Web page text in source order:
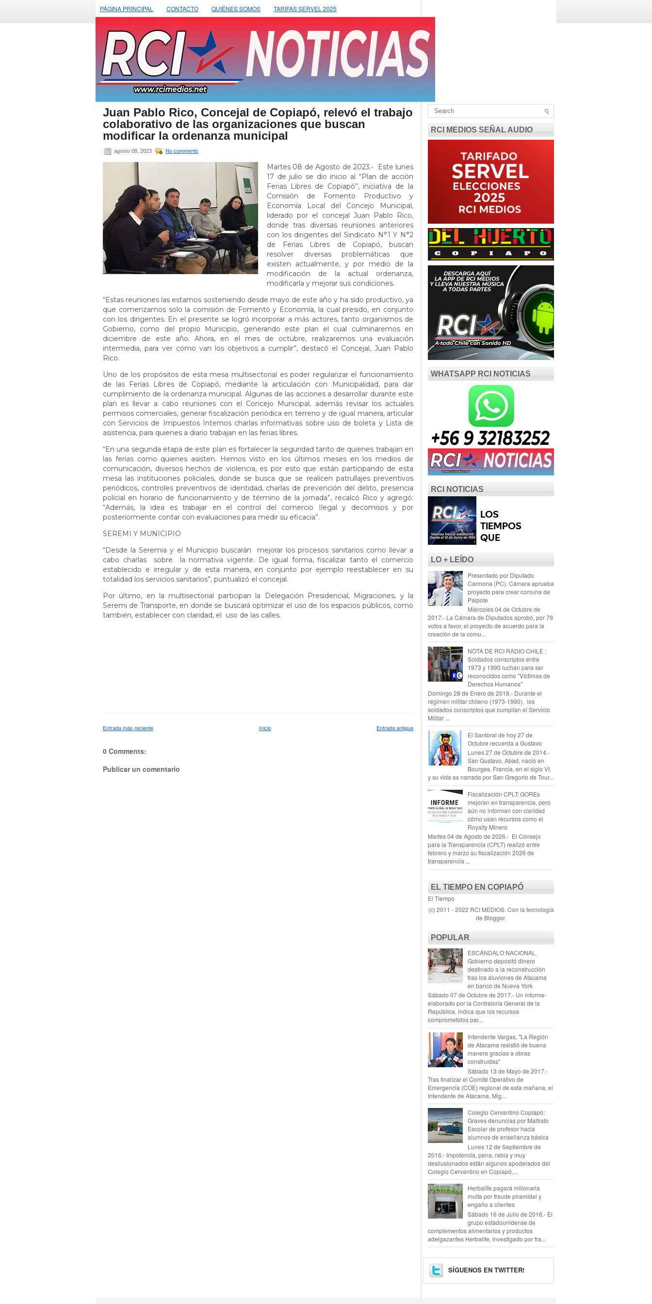
PÁGINA PRINCIPAL CONTACTO QUIÉNES SOMOS TARIFAS SERVEL 2025
Juan Pablo Rico, Concejal de Copiapó, relevó el trabajo
colaborativo de las organizaciones que buscan
modificar la ordenanza municipal
agosto 08, 2023 No comments
Martes 08 de Agosto de 2023.- Este lunes
17 de julio se dio inicio al “Plan de acción
Ferias Libres de Copiapó”, iniciativa de la
Comisión de Fomento Productivo y
Economía Local del Concejo Municipal,
liderado por el concejal Juan Pablo Rico,
donde tras diversas reuniones anteriores
con los dirigentes del Sindicato N°1 Y N°2
de Ferias Libres de Copiapó, buscan
resolver diversas problemáticas que
existen actualmente, y por medio de la
modificación de la actual ordenanza,
modificarla y mejorar sus condiciones.
“Estas reuniones las estamos sosteniendo desde mayo de este año y ha sido productivo, ya
que comenzamos solo la comisión de Fomento y Economía, la cual presido, en conjunto
con los dirigentes. En el presente se logró incorporar a más actores, tanto organismos de
Gobierno, como del propio Municipio, generando este plan el cual culminaremos en
diciembre de este año. Ahora, en el mes de octubre, realizaremos una evaluación
intermedia, para ver cómo van los objetivos a cumplir”, destacó el Concejal, Juan Pablo
Rico.
Uno de los propósitos de esta mesa multisectorial es poder regularizar el funcionamiento
de las Ferias Libres de Copiapó, mediante la articulación con Municipalidad, para dar
cumplimiento de la ordenanza municipal. Algunas de las acciones a desarrollar durante este
plan es llevar a cabo reuniones con el Concejo Municipal, además revisar los actuales
permisos comerciales, generar fiscalización periódica en terreno y de igual manera, articular
con Servicios de Impuestos Internos charlas informativas sobre uso de boleta y Lista de
asistencia, para quienes a diario trabajan en las ferias libres.
“En una segunda etapa de este plan es fortalecer la seguridad tanto de quienes trabajan en
las ferias como quienes asisten. Hemos visto en los últimos meses en los medios de
comunicación, diversos hechos de violencia, es por esto que están participando de esta
mesa las instituciones policiales, donde se busca que se realicen patrullajes preventivos
periódicos, controles preventivos de identidad, charlas de prevención del delito, presencia
policial en horario de funcionamiento y de término de la jornada”, recalcó Rico y agregó:
“Además, la idea es trabajar en el control del comercio Ilegal y decomisos y por
posteriormente contar con evaluaciones para medir su eficacia”.
SEREMI Y MUNICIPIO
“Desde la Seremia y el Municipio buscarán mejorar los procesos sanitarios como llevar a
cabo charlas sobre la normativa vigente. De igual forma, fiscalizar tanto el comercio
establecido e irregular y de esta manera, en conjunto por ejemplo reestablecer en su
totalidad los servicios sanitarios”, puntualizó el concejal.
Por último, en la multisectorial participan la Delegación Presidencial, Migraciones, y la
Seremi de Transporte, en donde se buscará optimizar el uso de los espacios públicos, como
también, establecer con claridad, el uso de las calles.
Entrada más reciente Entrada antigua
Inicio
0 Comments:
Publicar un comentario
RCI MEDIOS SEÑAL AUDIO
WHATSAPP RCI NOTICIAS
RCI NOTICIAS
LO + LEÍDO
Presentado por Diputado
Carmona (PC). Cámara aprueba
proyecto para crear comuna de
Paipote
Miércoles 04 de Octubre de
2017.- La Cámara de Diputados aprobó, por 79
votos a favor, el proyecto de acuerdo para la
creación de la comu...
NOTA DE RCI RADIO CHILE :
Soldados conscriptos entre
1973 y 1990 luchan para ser
reconocidos como "Víctimas de
Derechos Humanos"
Domingo 28 de Enero de 2018.- Durante el
régimen militar chileno (1973-1990), los
soldados conscriptos que cumplían el Servicio
Militar ...
El Santoral de hoy 27 de
Octubre recuerda a Gustavo
Lunes 27 de Octubre de 2014.-
San Gustavo, Abad, nació en
Bourges, Francia, en el siglo VI,
y su vida es narrada por San Gregorio de Tour...
Fiscalización CPLT: GOREs
mejoran en transparencia, pero
aún no informan con claridad
cómo usan recursos como el
Royalty Minero
Martes 04 de Agosto de 2026.- El Consejo
para la Transparencia (CPLT) realizó entre
febrero y marzo su fiscalización 2026 de
transparencia ...
EL TIEMPO EN COPIAPÓ
El Tiempo
(c) 2011 - 2022 RCI MEDIOS. Con la tecnología
de Blogger.
POPULAR
ESCÁNDALO NACIONAL.
Gobierno depositó dinero
destinado a la reconstrucción
tras los aluviones de Atacama
en banco de Nueva York
Sábado 07 de Octubre de 2017.- Un informe
elaborado por la Contraloría General de la
República, indica que los recursos
comprometidos par...
Intendente Vargas, "La Región
de Atacama resistió de buena
manera gracias a obras
construídas"
Sábado 13 de Mayo de 2017.-
Tras finalizar el Comité Operativo de
Emergencia (COE) regional de esta mañana, el
Intendente de Atacama, Mig...
Colegio Cervantino Copiapó:
Graves denuncias por Maltrato
Escolar de profesor hacia
alumnos de enseñanza básica
Lunes 12 de Septiembre de
2016.- Impotencia, pena, rabia y muy
desilusionados están algunos apoderados del
Colegio Cervantino en Copiapó,...
Herbalife pagará millonaria
multa por fraude piramidal y
engaño a clientes
Sábado 16 de Julio de 2016.- El
grupo estadounidense de
complementos alimentarios y productos
adelgazantes Herbalife, investigado por fra...
SÍGUENOS EN TWITTER!